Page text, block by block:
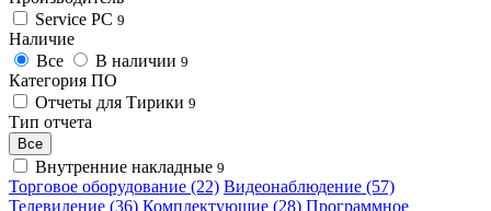
Service PC 9
Наличие
Все
В наличии 9
Категория ПО
Отчеты для Тирики 9
Тип отчета
Все
Внутренние накладные 9
Торговое оборудование (22) Видеонаблюдение (57)
Телевидение (36) Комплектующие (28) Программное